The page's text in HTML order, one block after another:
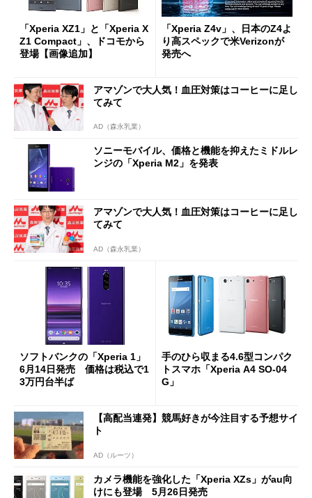
「Xperia XZ1」と「Xperia X
Z1 Compact」、ドコモから
登場【画像追加】
「Xperia Z4v」、日本のZ4よ
り高スペックで米Verizonが
発売へ
アマゾンで大人気！血圧対策はコーヒーに足し
てみて
AD（森永乳業）
ソニーモバイル、価格と機能を抑えたミドルレ
ンジの「Xperia M2」を発表
アマゾンで大人気！血圧対策はコーヒーに足し
てみて
AD（森永乳業）
ソフトバンクの「Xperia 1」
6月14日発売 価格は税込で1
3万円台半ば
手のひら収まる4.6型コンパク
トスマホ「Xperia A4 SO-04
G」
【高配当連発】競馬好きが今注目する予想サイ
ト
AD（ルーツ）
カメラ機能を強化した「Xperia XZs」がau向
けにも登場 5月26日発売